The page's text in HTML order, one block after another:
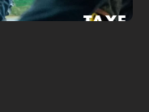
TAXE